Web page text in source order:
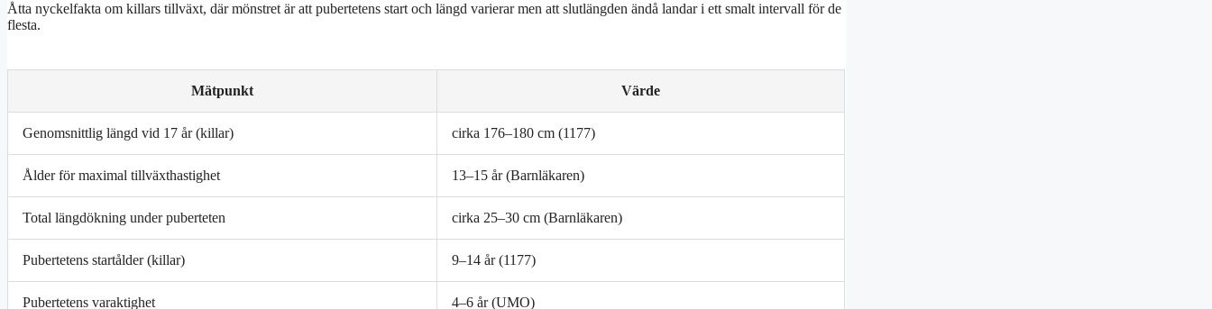
Åtta nyckelfakta om killars tillväxt, där mönstret är att pubertetens start och längd varierar men att slutlängden ändå landar i ett smalt intervall för de
flesta.
Mätpunkt Värde
Genomsnittlig längd vid 17 år (killar) cirka 176–180 cm (1177)
Ålder för maximal tillväxthastighet 13–15 år (Barnläkaren)
Total längdökning under puberteten cirka 25–30 cm (Barnläkaren)
Pubertetens startålder (killar) 9–14 år (1177)
Pubertetens varaktighet 4–6 år (UMO)